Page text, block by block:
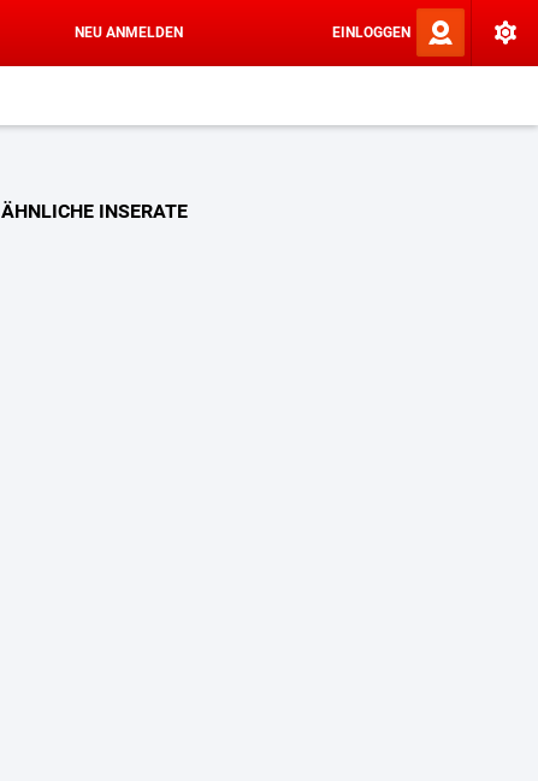
NEU ANMELDEN EINLOGGEN
ÄHNLICHE INSERATE